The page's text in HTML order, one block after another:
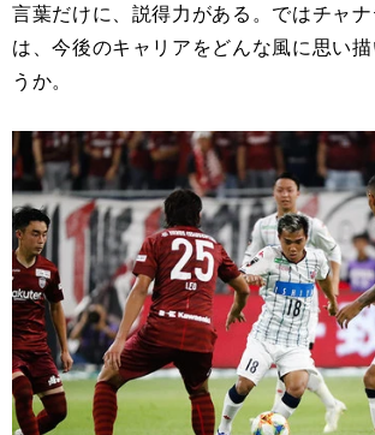
言葉だけに、説得力がある。ではチャ
は、今後のキャリアをどんな風に思い
うか。